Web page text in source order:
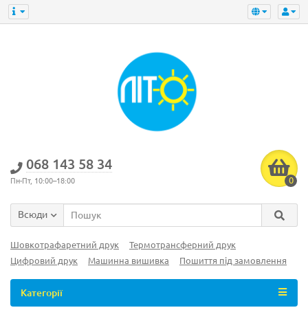
‎068 143 58 34
Пн-Пт, 10:00–18:00 0
Всюди
Шовкотрафаретний друк
Термотрансферний друк
Цифровий друк
Машинна вишивка Пошиття під замовлення
Категорії